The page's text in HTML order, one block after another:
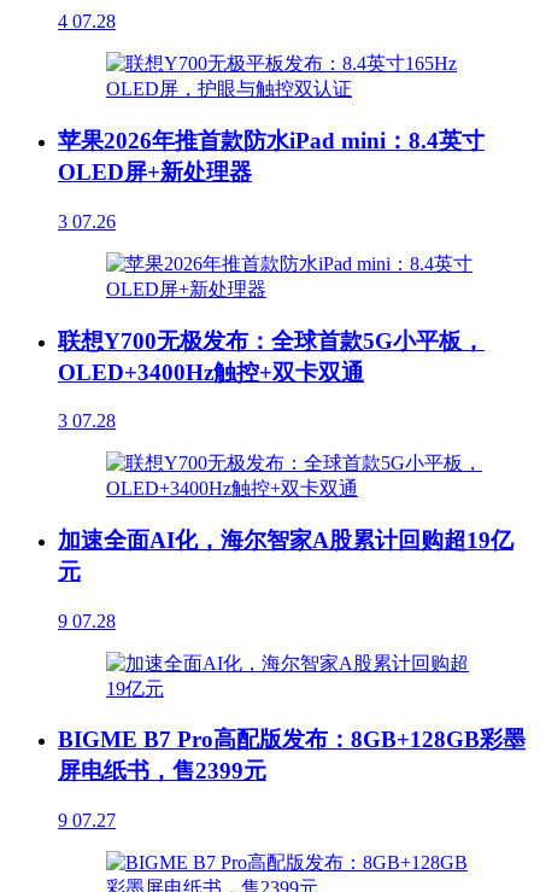
4 07.28
苹果2026年推首款防水iPad mini：8.4英寸
OLED屏+新处理器
3 07.26
联想Y700无极发布：全球首款5G小平板，
OLED+3400Hz触控+双卡双通
3 07.28
加速全面AI化，海尔智家A股累计回购超19亿
元
9 07.28
BIGME B7 Pro高配版发布：8GB+128GB彩墨
屏电纸书，售2399元
9 07.27